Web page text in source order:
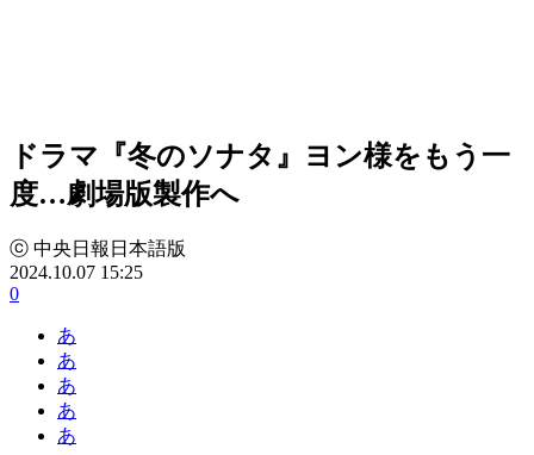
ドラマ『冬のソナタ』ヨン様をもう一
度…劇場版製作へ
ⓒ 中央日報日本語版
2024.10.07 15:25
0
あ
あ
あ
あ
あ